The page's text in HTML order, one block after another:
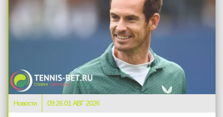
Новости 09:26 01 АВГ 2026